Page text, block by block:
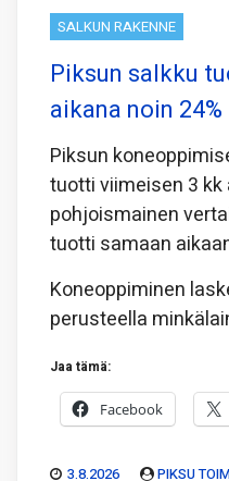
SALKUN RAKENNE
Piksun salkku
aikana noin 24%
Piksun
tuotti viimeisen 3 kk
pohjoismainen
tuotti samaan
Koneoppiminen
perusteella
Jaa tämä:
Facebook
3.8.2026 PIKSU